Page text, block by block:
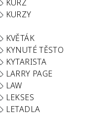
KURZ
KURZY
KVĚTÁK
KYNUTÉ TĚSTO
KYTARISTA
LARRY PAGE
LAW
LEKSES
LETADLA